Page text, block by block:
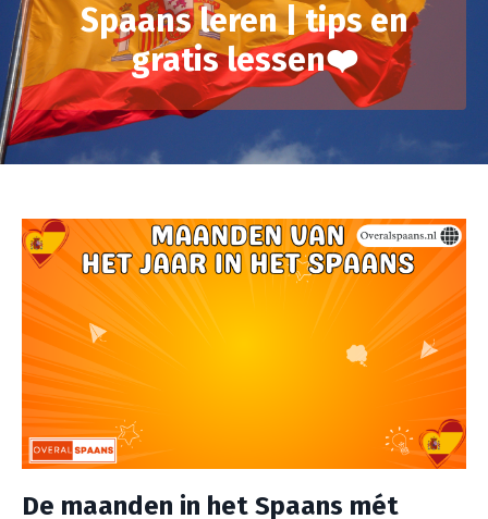
Spaans leren | tips en
gratis lessen❤️
De maanden in het Spaans mét